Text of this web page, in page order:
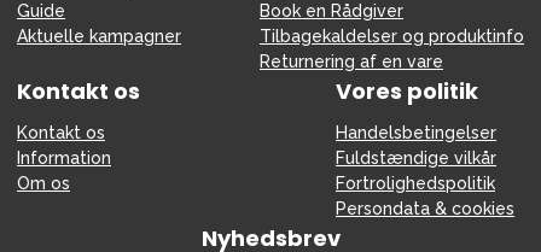
Guide
Aktuelle kampagner
Book en Rådgiver
Tilbagekaldelser og produktinfo
Returnering af en vare
Kontakt os
Kontakt os
Information
Om os
Vores politik
Handelsbetingelser
Fuldstændige vilkår
Fortrolighedspolitik
Persondata & cookies
Nyhedsbrev